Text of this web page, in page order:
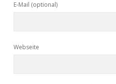
E-Mail (optional)
Webseite